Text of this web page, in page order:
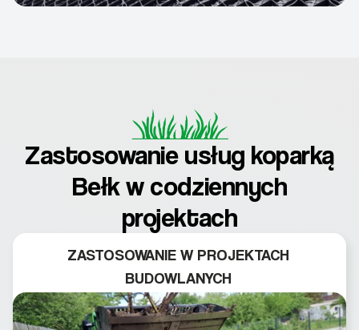
Zastosowanie usług koparką
Bełk w codziennych
projektach
ZASTOSOWANIE W PROJEKTACH
BUDOWLANYCH